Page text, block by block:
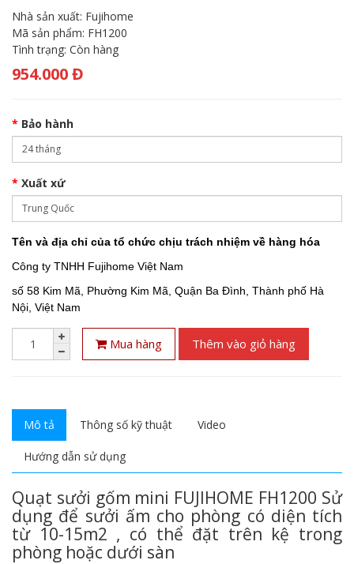
Nhà sản xuất: Fujihome
Mã sản phẩm: FH1200
Tình trạng: Còn hàng
954.000 Đ
Bảo hành
Xuất xứ
Tên và địa chỉ của tổ chức chịu trách nhiệm về hàng hóa
Công ty TNHH Fujihome Việt Nam
số 58 Kim Mã, Phường Kim Mã, Quận Ba Đình, Thành phố Hà
Nội, Việt Nam
Mua hàng Thêm vào giỏ hàng
Mô tả Thông số kỹ thuật Video
Hướng dẫn sử dụng
Quạt sưởi gốm mini FUJIHOME FH1200 Sử
dụng để sưởi ấm cho phòng có diện tích
từ 10-15m2 , có thể đặt trên kệ trong
phòng hoặc dưới sàn